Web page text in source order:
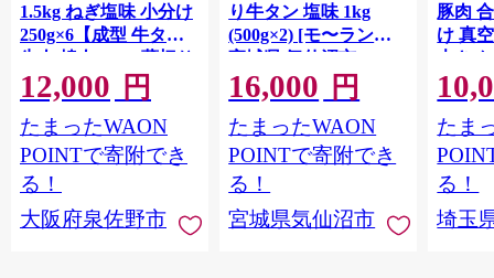
1.5kg ねぎ塩味 小分け
250g×6【成型 牛タン
牛肉 焼肉 BBQ 薄切り
ぎゅうたん スライス
訳あり サイズ不揃
い】 G4721
12,000 円
たまったWAON
POINTで寄附でき
る！
大阪府泉佐野市
り牛タン 塩味 1kg
(500g×2) [モ〜ランド
宮城県 気仙沼市
20564660] 肉 牛肉 精肉
牛たん 牛タン塩 牛た
ん塩 冷凍 焼肉 BBQ ア
ウトドア バーベキュ
ー 厚切り タン
16,000 円
たまったWAON
POINTで寄附でき
る！
宮城県気仙沼市
豚肉
け 真
大き
保存
淡路島
ポーク
き肉
ず 惣
まみ
んのお
たま
る！
埼玉